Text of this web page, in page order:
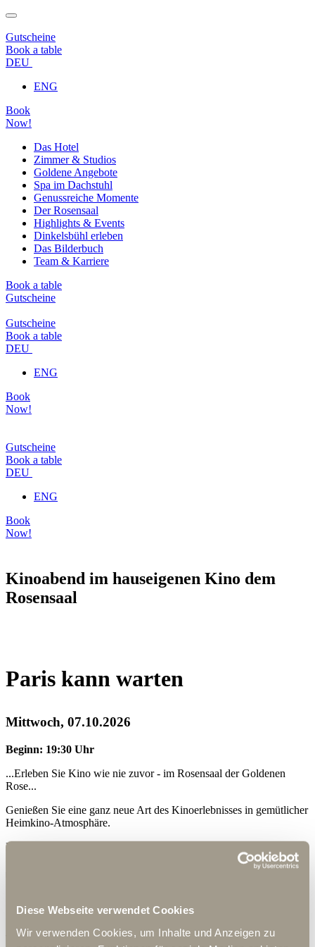
Diese Webseite verwendet Cookies
Wir verwenden Cookies, um Inhalte und Anzeigen zu
Gutscheine
Book a table
DEU
ENG
Book
Now!
Das Hotel
Zimmer & Studios
Goldene Angebote
Spa im Dachstuhl
Genussreiche Momente
Der Rosensaal
Highlights & Events
Dinkelsbühl erleben
Das Bilderbuch
Team & Karriere
Book a table
Gutscheine
Gutscheine
Book a table
DEU
ENG
Book
Now!
Gutscheine
Book a table
DEU
ENG
Book
Now!
Kinoabend im hauseigenen Kino dem
Rosensaal
Paris kann warten
Mittwoch, 07.10.2026
Beginn: 19:30 Uhr
...Erleben Sie Kino wie nie zuvor - im Rosensaal der Goldenen
Rose...
Genießen Sie eine ganz neue Art des Kinoerlebnisses in gemütlicher
Heimkino-Atmosphäre.
Kino Suite
Ihr privates Kino
Tauchen Sie ein in ein unvergleichliches Kinoerlebnis mit unserer